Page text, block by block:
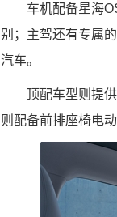
车机配备星海
别；主驾还有专属
汽车。
顶配车型则提
则配备前排座椅电